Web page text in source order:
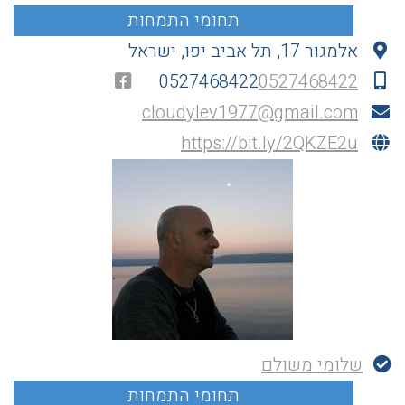
אלמגור 17, תל אביב יפו, ישראל
05274684220527468422
cloudylev1977@gmail.com
https://bit.ly/2QKZE2u
שלומי משולם